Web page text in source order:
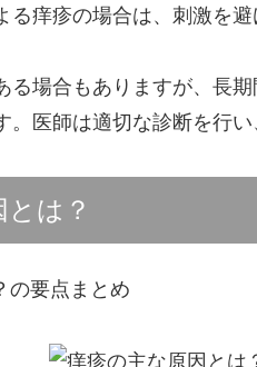
痒疹の場合は、刺激を避
る場合もありますが、長
。医師は適切な診断を行
は？